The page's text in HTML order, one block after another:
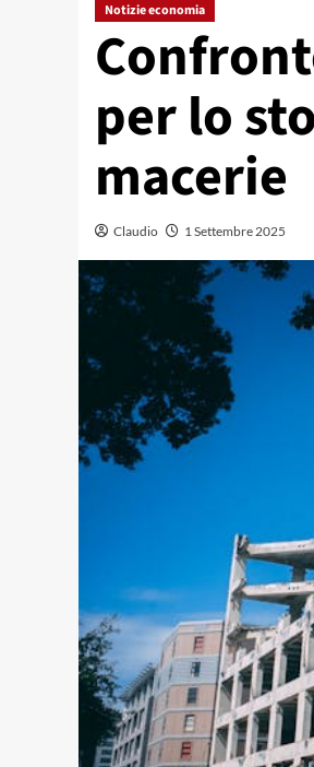
Notizie economia
per lo
macerie
Claudio 1 Settembre 2025